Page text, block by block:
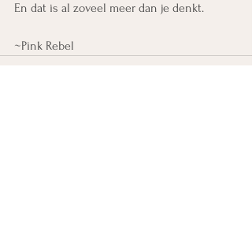
En dat is al zoveel meer dan je denkt.
~Pink Rebel